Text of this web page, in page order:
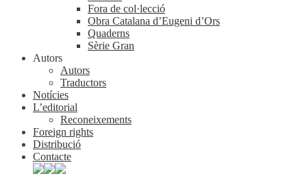
Fora de col·lecció
Obra Catalana d’Eugeni d’Ors
Quaderns
Sèrie Gran
Autors
Autors
Traductors
Notícies
L’editorial
Reconeixements
Foreign rights
Distribució
Contacte